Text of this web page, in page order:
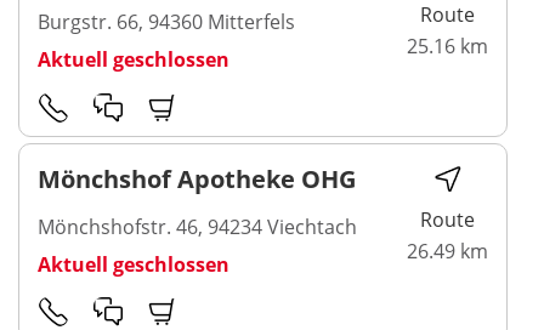
Burgstr. 66, 94360 Mitterfels
Aktuell geschlossen
Route
25.16 km
Mönchshof Apotheke OHG
Mönchshofstr. 46, 94234 Viechtach
Aktuell geschlossen
Route
26.49 km